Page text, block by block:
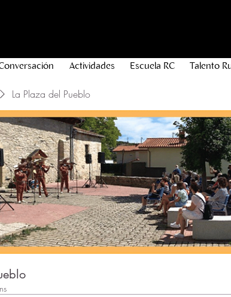
Actividades Escuela RC Talento
La Plaza del Pueblo